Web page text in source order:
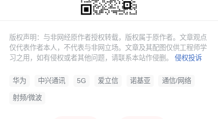
版权声明：与非网经原作者授权转载，版权属于原作者。文章观点
仅代表作者本人，不代表与非网立场。文章及其配图仅供工程师学
习之用，如有侵权或者其他问题，请联系本站作侵删。侵权投诉
华为 中兴通讯 5G 爱立信 诺基亚 通信/网络
射频/微波